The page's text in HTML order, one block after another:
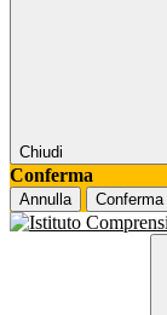
Chiudi
Conferma
Annulla Conferma